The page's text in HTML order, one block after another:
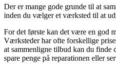
Der er mange gode grunde til at
inden du vælger et værksted til at
For det første kan det være en god
Værksteder har ofte forskellige
at sammenligne tilbud kan du finde
spare penge på reparationen eller